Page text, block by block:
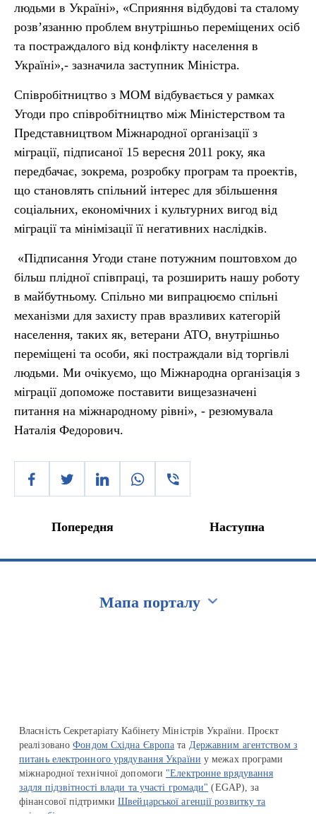
людьми в Україні», «Сприяння відбудові та сталому
розв’язанню проблем внутрішньо переміщених осіб
та постраждалого від конфлікту населення в
Україні»,- зазначила заступник Міністра.
Співробітництво з МОМ відбувається у рамках
Угоди про співробітництво між Міністерством та
Представництвом Міжнародної організації з
міграції, підписаної 15 вересня 2011 року, яка
передбачає, зокрема, розробку програм та проектів,
що становлять спільний інтерес для збільшення
соціальних, економічних і культурних вигод від
міграції та мінімізації її негативних наслідків.
«Підписання Угоди стане потужним поштовхом до
більш плідної співпраці, та розширить нашу роботу
в майбутньому. Спільно ми випрацюємо спільні
механізми для захисту прав вразливих категорій
населення, таких як, ветерани АТО, внутрішньо
переміщені та особи, які постраждали від торгівлі
людьми. Ми очікуємо, що Міжнародна організація з
міграції допоможе поставити вищезазначені
питання на міжнародному рівні», - резюмувала
Наталія Федорович.
Попередня Наступна
Мапа порталу
Власність Секретаріату Кабінету Міністрів України. Проєкт
реалізованоФондом Східна Європа та Державним агентством з
питань електронного урядування України у межах програми
міжнародної технічної допомоги "Електронне врядування
задля підзвітності влади та участі громади" (EGAP), за
фінансової підтримкиШвейцарської агенції розвитку та